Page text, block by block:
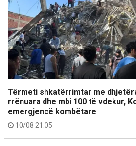
Tërmeti shkatërrimtar me
rrënuara dhe mbi 100 të vdekur,
emergjencë kombëtare
10/08 21:05